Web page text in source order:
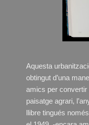
Aquesta
obtingut d’una
amics per convertir
paisatge agrari,
llibre tingués